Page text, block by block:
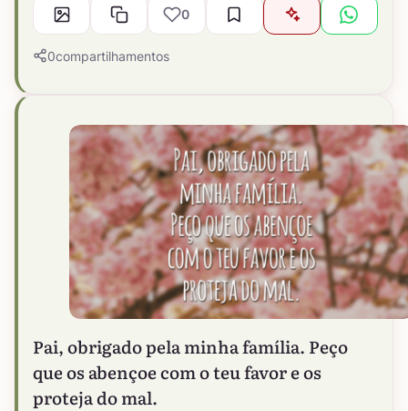
0
0compartilhamentos
Pai, obrigado pela minha família. Peço
que os abençoe com o teu favor e os
proteja do mal.